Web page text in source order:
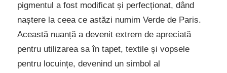
pigmentul a fost modificat și perfecționat, dând
naștere la ceea ce astăzi numim Verde de Paris.
Această nuanță a devenit extrem de apreciată
pentru utilizarea sa în tapet, textile și vopsele
pentru locuințe, devenind un simbol al